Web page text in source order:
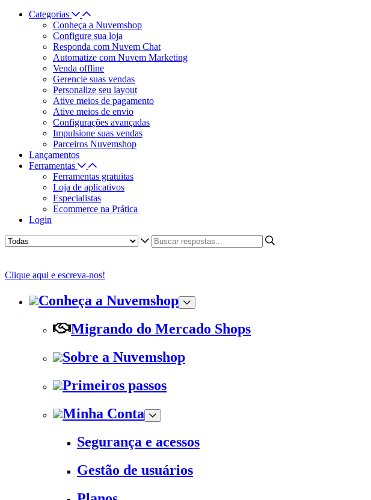
Categorias
Conheça a Nuvemshop
Configure sua loja
Responda com Nuvem Chat
Automatize com Nuvem Marketing
Venda offline
Gerencie suas vendas
Personalize seu layout
Ative meios de pagamento
Ative meios de envio
Configurações avançadas
Impulsione suas vendas
Parceiros Nuvemshop
Lançamentos
Ferramentas
Ferramentas gratuitas
Loja de aplicativos
Especialistas
Ecommerce na Prática
Login
Clique aqui e escreva-nos!
Conheça a Nuvemshop
Migrando do Mercado Shops
Sobre a Nuvemshop
Primeiros passos
Minha Conta
Segurança e acessos
Gestão de usuários